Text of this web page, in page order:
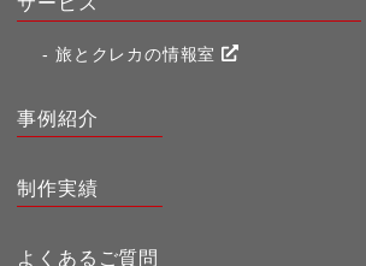
旅とクレカの情報室
事例紹介
制作実績
よくあるご質問